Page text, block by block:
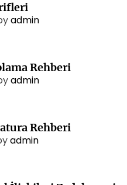
admin
Rehberi
admin
Rehberi
admin